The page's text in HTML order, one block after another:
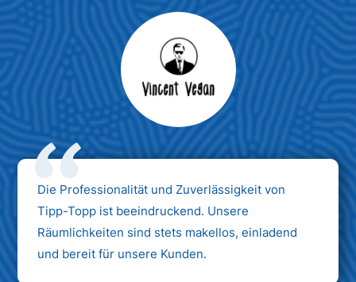
Max Mustermann
Unternehmen AG
Die Professionalität und Zuverlässigkeit von
Tipp-Topp ist beeindruckend. Unsere
Räumlichkeiten sind stets makellos, einladend
und bereit für unsere Kunden.